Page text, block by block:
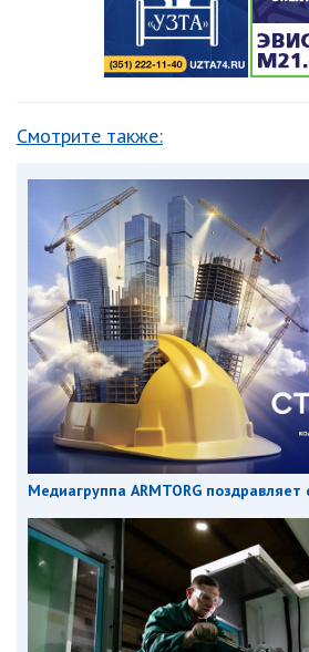
Смотрите также:
Медиагруппа ARMTORG